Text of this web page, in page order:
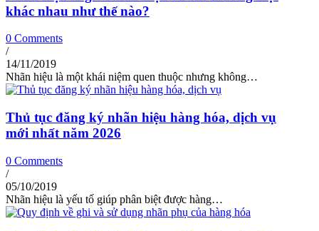
khác nhau như thế nào?
0 Comments
/
14/11/2019
Nhãn hiệu là một khái niệm quen thuộc nhưng không…
Thủ tục đăng ký nhãn hiệu hàng hóa, dịch vụ
mới nhất năm 2026
0 Comments
/
05/10/2019
Nhãn hiệu là yếu tố giúp phân biệt được hàng…